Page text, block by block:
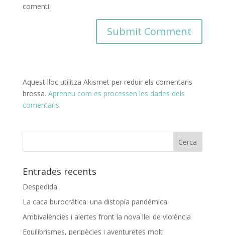
comenti.
Aquest lloc utilitza Akismet per reduir els comentaris
brossa. Apreneu com es processen les dades dels
comentaris.
Entrades recents
Despedida
La caca burocrática: una distopía pandémica
Ambivalències i alertes front la nova llei de violència
Equilibrismes, peripècies i aventuretes molt